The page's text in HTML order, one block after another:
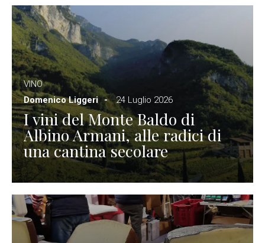
VINO
Domenico Liggeri
24 Luglio 2026
I vini del Monte Baldo di
Albino Armani, alle radici di
una cantina secolare